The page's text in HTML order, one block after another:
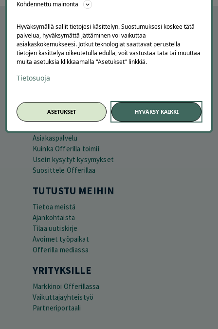
APUA JA NEUVOJA
Asiakaspalvelu
Kuinka Offerilla toimii
Usein kysytyt kysymykset
Suosittele Offerillaa
TUTUSTU MEIHIN
Tietoa meistä
Ajankohtaista
Tilaa uutiskirje
Avoimet työpaikat
Offerilla mediassa
YRITYKSILLE
Markkinoi Offerillassa
Vaikuttajayhteistyö
Partneriportaali
Kohdennettu mainonta
Hyväksymällä sallit tietojesi käsittelyn. Suostumuksesi koskee tätä
palvelua, hyväksymättä jättäminen voi vaikuttaa
asiakaskokemukseesi. Jotkut teknologiat saattavat perustella
tietojen käsittelyä oikeutetulla edulla, voit vastustaa tätä tai muuttaa
muita asetuksia klikkaamalla "Asetukset" linkkiä.
Tietosuoja
ASETUKSET HYVÄKSY KAIKKI